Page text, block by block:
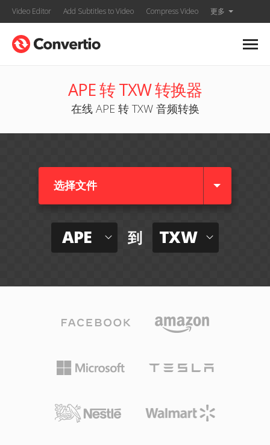
Video Editor Add Subtitles to Video Compress Video 更多
APE 转 TXW 转换器
在线 APE 转 TXW 音频转换
选择文件
APE 到 TXW